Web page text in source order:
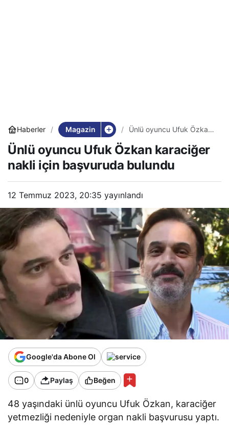
Haberler Magazin
Ünlü oyuncu Ufuk Özkan
başvuruda bulundu
Ünlü oyuncu Ufuk Özkan karaciğer
nakli için başvuruda bulundu
12 Temmuz 2023, 20:35 yayınlandı
Google'da Abone Ol
0 Paylaş Beğen
48 yaşındaki ünlü oyuncu Ufuk Özkan, karaciğer
yetmezliği nedeniyle organ nakli başvurusu yaptı.